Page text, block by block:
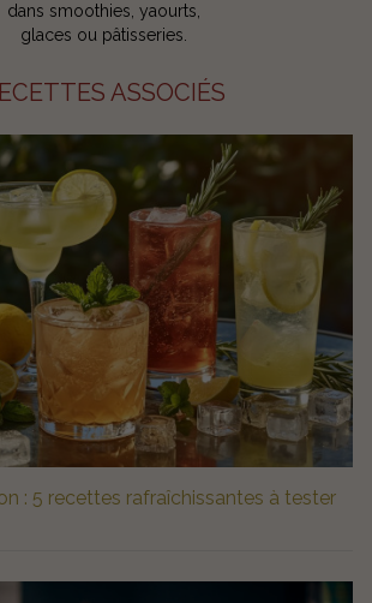
dans smoothies, yaourts,
glaces ou pâtisseries.
ASSOCIÉS
: 5 recettes rafraîchissantes à tester